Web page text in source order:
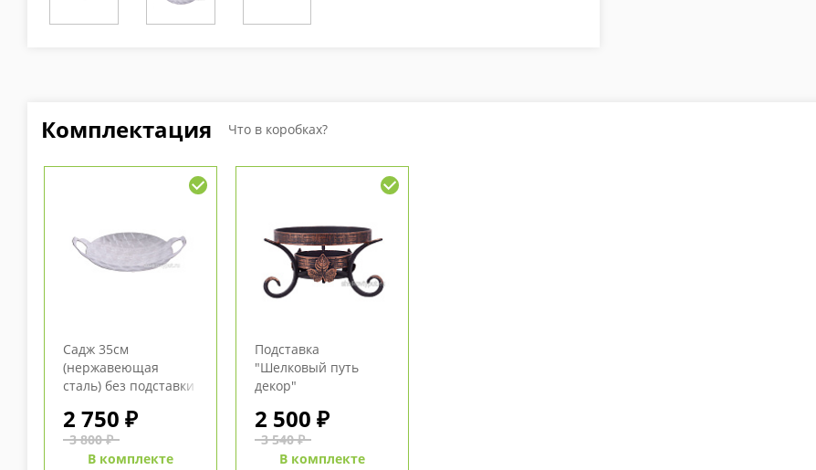
Комплектация Что в коробках?
Садж 35см
(нержавеющая
сталь) без подставки
2 750 ₽
3 800 ₽
В комплекте
Подставка
"Шелковый путь
декор"
2 500 ₽
3 540 ₽
В комплекте